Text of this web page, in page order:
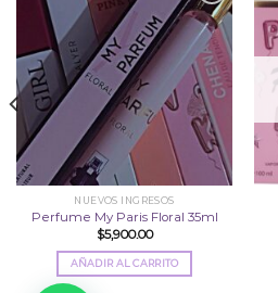
Añadir
a la
lista
de
deseos
NUEVOS INGRESOS
Perfume My Paris Floral 35ml
$5,900.00
AÑADIR AL CARRITO